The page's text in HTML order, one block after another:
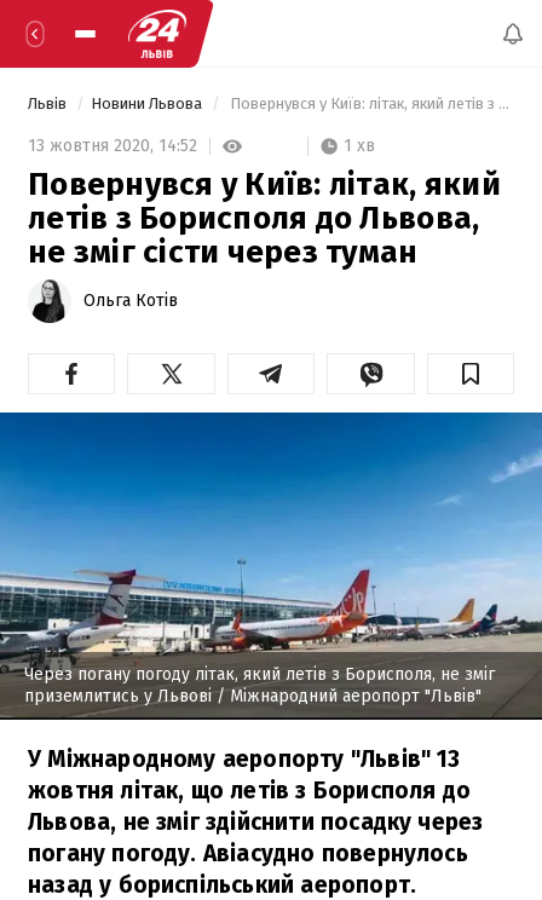
Львів Новини Львова Повернувся у Київ: літак, який летів з Борисполя до Львова, не зміг сісти через туман
13 жовтня 2020, 14:52 1 хв
Повернувся у Київ: літак, який
летів з Борисполя до Львова,
не зміг сісти через туман
Ольга Котів
Через погану погоду літак, який летів з Борисполя, не зміг
приземлитись у Львові/ Міжнародний аеропорт "Львів"
У Міжнародному аеропорту "Львів" 13
жовтня літак, що летів з Борисполя до
Львова, не зміг здійснити посадку через
погану погоду. Авіасудно повернулось
назад у бориспільський аеропорт.